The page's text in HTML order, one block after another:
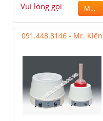
Vui lòng gọi MUA
091.448.8146 - Mr. Kiên